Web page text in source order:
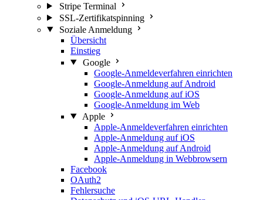
Stripe Terminal
SSL-Zertifikatspinning
Soziale Anmeldung
Übersicht
Einstieg
Google
Google-Anmeldeverfahren einrichten
Google-Anmeldung auf Android
Google-Anmeldung auf iOS
Google-Anmeldung im Web
Apple
Apple-Anmeldeverfahren einrichten
Apple-Anmeldung auf iOS
Apple-Anmeldung auf Android
Apple-Anmeldung in Webbrowsern
Facebook
OAuth2
Fehlersuche